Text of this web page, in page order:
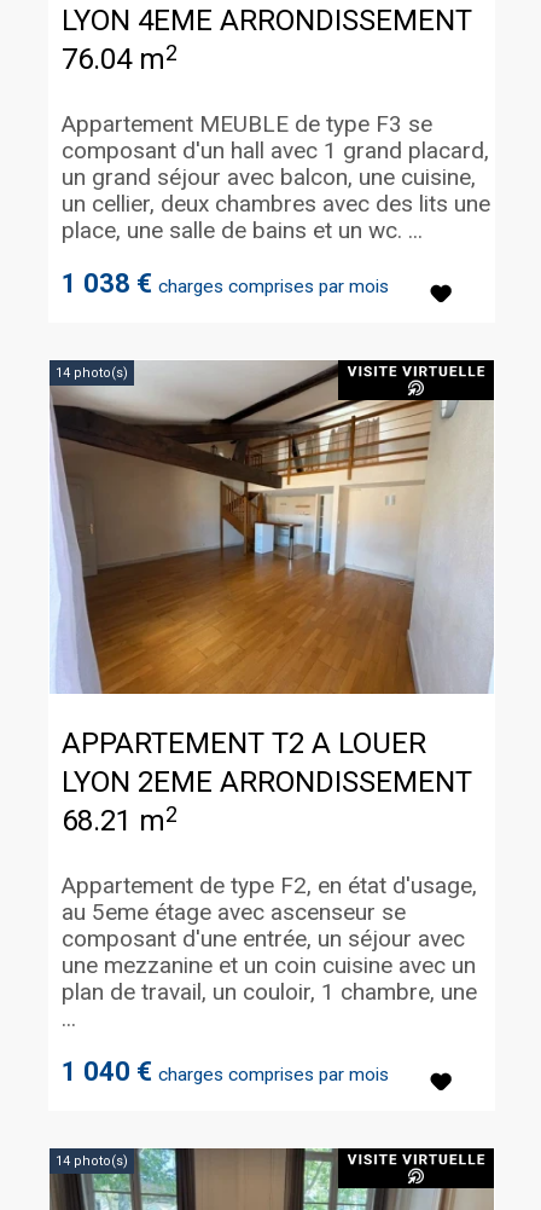
LYON 4EME ARRONDISSEMENT
76.04 m2
1 038 € charges comprises par mois
Appartement MEUBLE de type F3 se
composant d'un hall avec 1 grand placard,
un grand séjour avec balcon, une cuisine,
un cellier, deux chambres avec des lits une
place, une salle de bains et un wc. ...
14 photo(s)
APPARTEMENT T2 A LOUER
LYON 2EME ARRONDISSEMENT
68.21 m2
1 040 € charges comprises par mois
Appartement de type F2, en état d'usage,
au 5eme étage avec ascenseur se
composant d'une entrée, un séjour avec
une mezzanine et un coin cuisine avec un
plan de travail, un couloir, 1 chambre, une
...
14 photo(s)